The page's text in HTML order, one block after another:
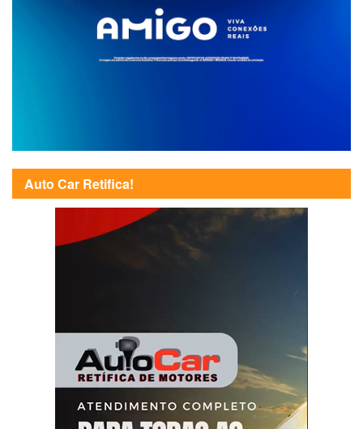
Auto Car Retifica!